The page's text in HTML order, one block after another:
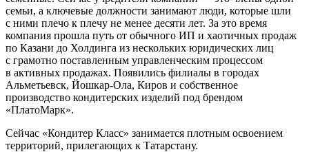
семьи, а ключевые должности занимают люди, которые шли
с ними плечо к плечу не менее десяти лет. За это время
компания прошла путь от обычного ИП и хаотичных продаж
по Казани до Холдинга из нескольких юридических лиц
с грамотно поставленным управленческим процессом
в активных продажах. Появились филиалы в городах
Альметьевск, Йошкар-Ола, Киров и собственное
производство кондитерских изделий под брендом
«ПлатоМарк».
Сейчас «Кондитер Класс» занимается плотным освоением
территорий, прилегающих к Татарстану.